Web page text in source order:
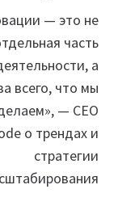
— это не
часть
а
всего, что мы
— СЕО
о трендах и
стратегии